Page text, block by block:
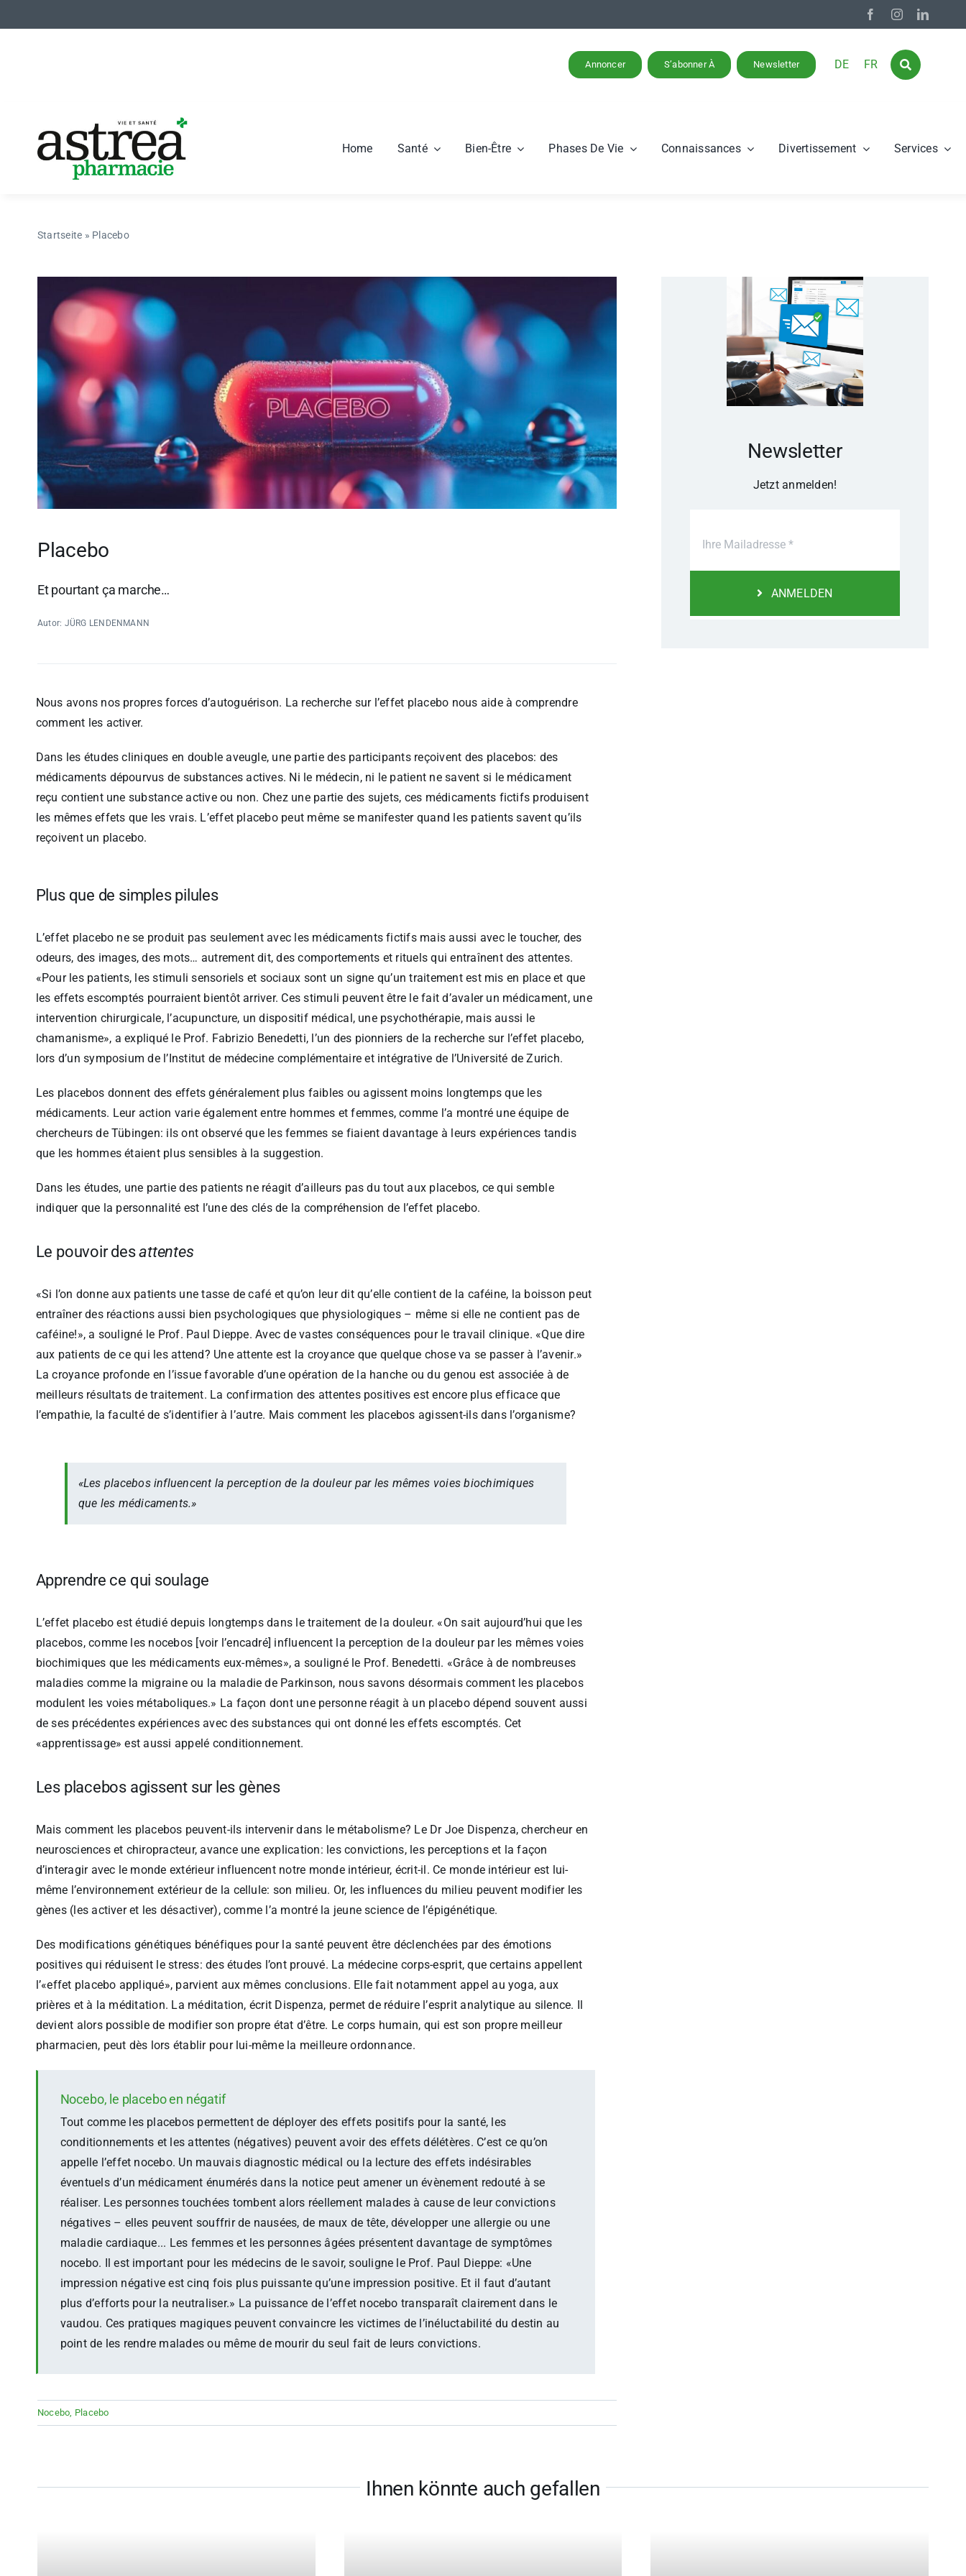
to
Annoncer S’abonner À Newsletter DE FR
Home Santé Bien-Être Phases De Vie Connaissances Divertissement Services
Startseite » Placebo
Placebo
Et pourtant ça marche…
Autor: JÜRG LENDENMANN
Nous avons nos propres forces d’autoguérison. La recherche sur l’effet placebo nous aide à comprendre
comment les activer.
Dans les études cliniques en double aveugle, une partie des participants reçoivent des placebos: des
médicaments dépourvus de substances actives. Ni le médecin, ni le patient ne savent si le médicament
reçu contient une substance active ou non. Chez une partie des sujets, ces médicaments fictifs produisent
les mêmes effets que les vrais. L’effet placebo peut même se manifester quand les patients savent qu’ils
reçoivent un placebo.
Plus que de simples pilules
L’effet placebo ne se produit pas seulement avec les médicaments fictifs mais aussi avec le toucher, des
odeurs, des images, des mots… autrement dit, des comportements et rituels qui entraînent des attentes.
«Pour les patients, les stimuli sensoriels et sociaux sont un signe qu’un traitement est mis en place et que
les effets escomptés pourraient bientôt arriver. Ces stimuli peuvent être le fait d’avaler un médicament, une
intervention chirurgicale, l’acupuncture, un dispositif médical, une psychothérapie, mais aussi le
chamanisme», a expliqué le Prof. Fabrizio Benedetti, l’un des pionniers de la recherche sur l’effet placebo,
lors d’un symposium de l’Institut de médecine complémentaire et intégrative de l’Université de Zurich.
Les placebos donnent des effets généralement plus faibles ou agissent moins longtemps que les
médicaments. Leur action varie également entre hommes et femmes, comme l’a montré une équipe de
chercheurs de Tübingen: ils ont observé que les femmes se fiaient davantage à leurs expériences tandis
que les hommes étaient plus sensibles à la suggestion.
Dans les études, une partie des patients ne réagit d’ailleurs pas du tout aux placebos, ce qui semble
indiquer que la personnalité est l’une des clés de la compréhension de l’effet placebo.
Le pouvoir desattentes
«Si l’on donne aux patients une tasse de café et qu’on leur dit qu’elle contient de la caféine, la boisson peut
entraîner des réactions aussi bien psychologiques que physiologiques – même si elle ne contient pas de
caféine!», a souligné le Prof. Paul Dieppe. Avec de vastes conséquences pour le travail clinique. «Que dire
aux patients de ce qui les attend? Une attente est la croyance que quelque chose va se passer à l’avenir.»
La croyance profonde en l’issue favorable d’une opération de la hanche ou du genou est associée à de
meilleurs résultats de traitement. La confirmation des attentes positives est encore plus efficace que
l’empathie, la faculté de s’identifier à l’autre. Mais comment les placebos agissent-ils dans l’organisme?
«Les placebos influencent la perception de la douleur par les mêmes voies biochimiques
que les médicaments.»
Apprendre ce qui soulage
L’effet placebo est étudié depuis longtemps dans le traitement de la douleur. «On sait aujourd’hui que les
placebos, comme les nocebos [voir l’encadré] influencent la perception de la douleur par les mêmes voies
biochimiques que les médicaments eux-mêmes», a souligné le Prof. Benedetti. «Grâce à de nombreuses
maladies comme la migraine ou la maladie de Parkinson, nous savons désormais comment les placebos
modulent les voies métaboliques.» La façon dont une personne réagit à un placebo dépend souvent aussi
de ses précédentes expériences avec des substances qui ont donné les effets escomptés. Cet
«apprentissage» est aussi appelé conditionnement.
Les placebos agissent sur les gènes
Mais comment les placebos peuvent-ils intervenir dans le métabolisme? Le Dr Joe Dispenza, chercheur en
neurosciences et chiropracteur, avance une explication: les convictions, les perceptions et la façon
d’interagir avec le monde extérieur influencent notre monde intérieur, écrit-il. Ce monde intérieur est lui-
même l’environnement extérieur de la cellule: son milieu. Or, les influences du milieu peuvent modifier les
gènes (les activer et les désactiver), comme l’a montré la jeune science de l’épigénétique.
Des modifications génétiques bénéfiques pour la santé peuvent être déclenchées par des émotions
positives qui réduisent le stress: des études l’ont prouvé. La médecine corps-esprit, que certains appellent
l’«effet placebo appliqué», parvient aux mêmes conclusions. Elle fait notamment appel au yoga, aux
prières et à la méditation. La méditation, écrit Dispenza, permet de réduire l’esprit analytique au silence. Il
devient alors possible de modifier son propre état d’être. Le corps humain, qui est son propre meilleur
pharmacien, peut dès lors établir pour lui-même la meilleure ordonnance.
Nocebo, le placebo en négatif
Tout comme les placebos permettent de déployer des effets positifs pour la santé, les
conditionnements et les attentes (négatives) peuvent avoir des effets délétères. C’est ce qu’on
appelle l’effet nocebo. Un mauvais diagnostic médical ou la lecture des effets indésirables
éventuels d’un médicament énumérés dans la notice peut amener un évènement redouté à se
réaliser. Les personnes touchées tombent alors réellement malades à cause de leur convictions
négatives – elles peuvent souffrir de nausées, de maux de tête, développer une allergie ou une
maladie cardiaque... Les femmes et les personnes âgées présentent davantage de symptômes
nocebo. Il est important pour les médecins de le savoir, souligne le Prof. Paul Dieppe: «Une
impression négative est cinq fois plus puissante qu’une impression positive. Et il faut d’autant
plus d’efforts pour la neutraliser.» La puissance de l’effet nocebo transparaît clairement dans le
vaudou. Ces pratiques magiques peuvent convaincre les victimes de l’inéluctabilité du destin au
point de les rendre malades ou même de mourir du seul fait de leurs convictions.
Nocebo, Placebo
Newsletter
Jetzt anmelden!
ANMELDEN
Ihnen könnte auch gefallen